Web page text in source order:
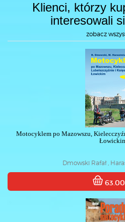
Klienci, którzy
interesowali
zobacz
Motocyklem po Mazowszu,
Dmowski Rafał ,
63.00